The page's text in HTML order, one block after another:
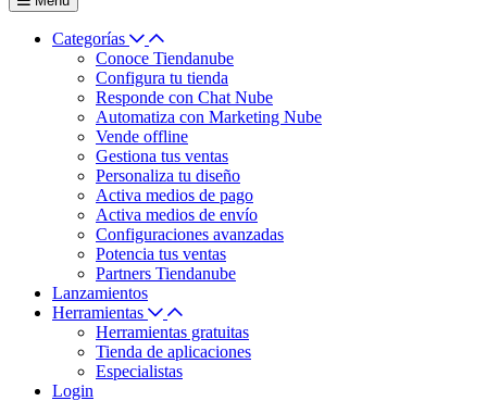
Categorías
Conoce Tiendanube
Configura tu tienda
Responde con Chat Nube
Automatiza con Marketing Nube
Vende offline
Gestiona tus ventas
Personaliza tu diseño
Activa medios de pago
Activa medios de envío
Configuraciones avanzadas
Potencia tus ventas
Partners Tiendanube
Lanzamientos
Herramientas
Herramientas gratuitas
Tienda de aplicaciones
Especialistas
Login